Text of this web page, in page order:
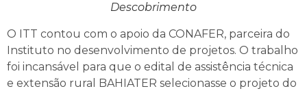
Descobrimento
O ITT contou com o apoio da CONAFER, parceira do
Instituto no desenvolvimento de projetos. O trabalho
foi incansável para que o edital de assistência técnica
e extensão rural BAHIATER selecionasse o projeto do